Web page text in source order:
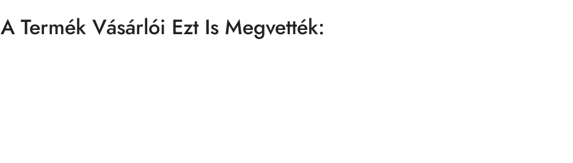
A Termék Vásárlói Ezt Is Megvették: